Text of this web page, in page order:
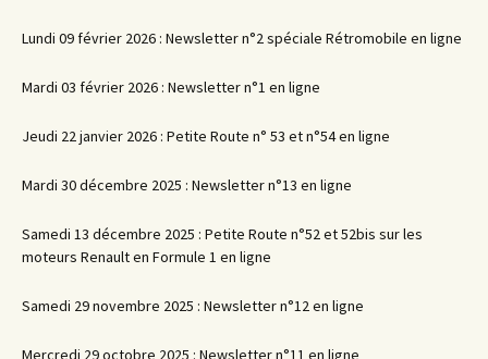
Lundi 09 février 2026 : Newsletter n°2 spéciale Rétromobile en ligne
Mardi 03 février 2026 : Newsletter n°1 en ligne
Jeudi 22 janvier 2026 : Petite Route n° 53 et n°54 en ligne
Mardi 30 décembre 2025 : Newsletter n°13 en ligne
Samedi 13 décembre 2025 : Petite Route n°52 et 52bis sur les
moteurs Renault en Formule 1 en ligne
Samedi 29 novembre 2025 : Newsletter n°12 en ligne
Mercredi 29 octobre 2025 : Newsletter n°11 en ligne